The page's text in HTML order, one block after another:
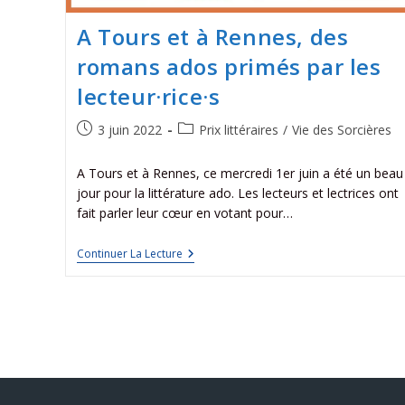
A Tours et à Rennes, des
romans ados primés par les
lecteur·rice·s
3 juin 2022 Prix littéraires / Vie des Sorcières
A Tours et à Rennes, ce mercredi 1er juin a été un beau
jour pour la littérature ado. Les lecteurs et lectrices ont
fait parler leur cœur en votant pour…
Continuer La Lecture